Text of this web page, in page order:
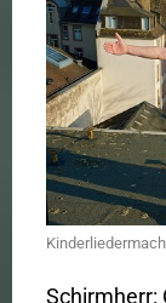
Schirmherr: